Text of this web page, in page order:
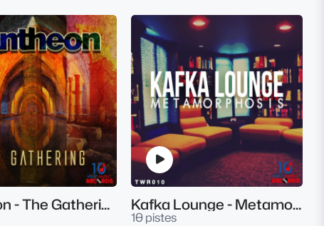
Pantheon - The Gathering Kafka Lounge - Metamorphosis
10 pistes